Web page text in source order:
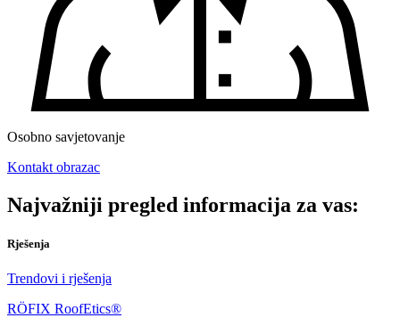
Osobno savjetovanje
Kontakt obrazac
Najvažniji pregled informacija za vas:
Rješenja
Trendovi i rješenja
RÖFIX RoofEtics®